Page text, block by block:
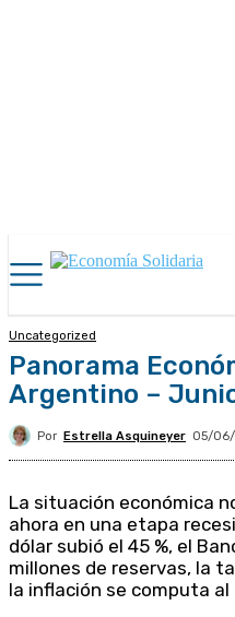
Uncategorized
Panorama
Argentino –
Por Estrella Asquineyer 05/
La situación económica
ahora en una etapa
dólar subió el 45 %, el
millones de reservas, la
la inflación se computa al